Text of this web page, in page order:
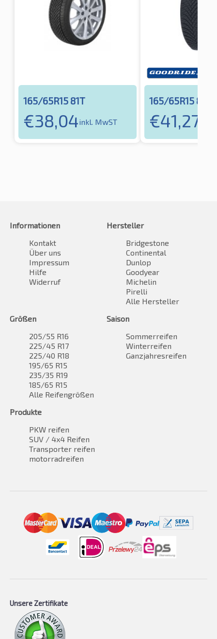
165/65R15 81T
€38,04inkl. MwST
165/65R15 81T
€41,27
Informationen
Kontakt
Über uns
Impressum
Hilfe
Widerruf
Hersteller
Bridgestone
Continental
Dunlop
Goodyear
Michelin
Pirelli
Alle Hersteller
Größen
205/55 R16
225/45 R17
225/40 R18
195/65 R15
235/35 R19
185/65 R15
Alle Reifengrößen
Saison
Sommerreifen
Winterreifen
Ganzjahresreifen
Produkte
PKW reifen
SUV / 4x4 Reifen
Transporter reifen
motorradreifen
Unsere Zertifikate